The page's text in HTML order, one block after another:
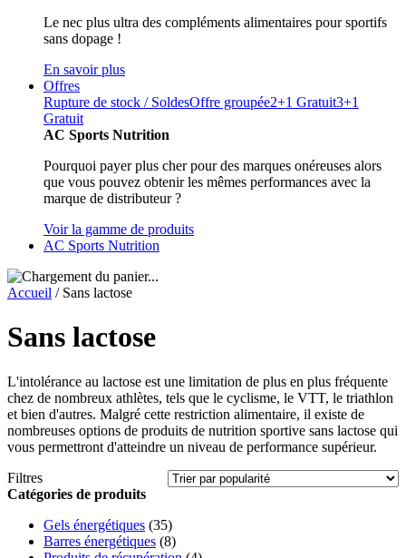
Le nec plus ultra des compléments alimentaires pour sportifs
sans dopage !
En savoir plus
Offres
Rupture de stock / SoldesOffre groupée2+1 Gratuit3+1
Gratuit
AC Sports Nutrition
Pourquoi payer plus cher pour des marques onéreuses alors
que vous pouvez obtenir les mêmes performances avec la
marque de distributeur ?
Voir la gamme de produits
AC Sports Nutrition
Accueil / Sans lactose
Sans lactose
L'intolérance au lactose est une limitation de plus en plus fréquente
chez de nombreux athlètes, tels que le cyclisme, le VTT, le triathlon
et bien d'autres. Malgré cette restriction alimentaire, il existe de
nombreuses options de produits de nutrition sportive sans lactose qui
vous permettront d'atteindre un niveau de performance supérieur.
Filtres
Catégories de produits
Gels énergétiques (35)
Barres énergétiques (8)